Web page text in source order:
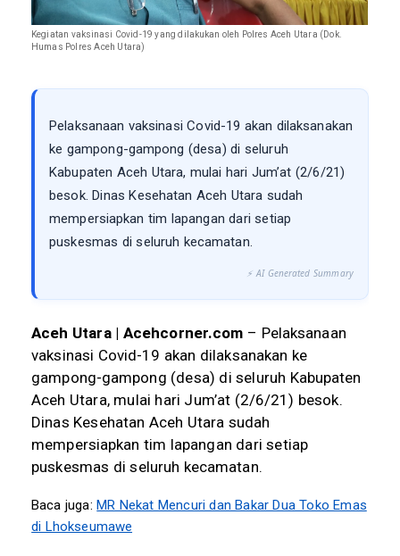
Kegiatan vaksinasi Covid-19 yang dilakukan oleh Polres Aceh Utara (Dok.
Humas Polres Aceh Utara)
Pelaksanaan vaksinasi Covid-19 akan dilaksanakan
ke gampong-gampong (desa) di seluruh
Kabupaten Aceh Utara, mulai hari Jum’at (2/6/21)
besok. Dinas Kesehatan Aceh Utara sudah
mempersiapkan tim lapangan dari setiap
puskesmas di seluruh kecamatan.
⚡ AI Generated Summary
Aceh Utara | Acehcorner.com – Pelaksanaan
vaksinasi Covid-19 akan dilaksanakan ke
gampong-gampong (desa) di seluruh Kabupaten
Aceh Utara, mulai hari Jum’at (2/6/21) besok.
Dinas Kesehatan Aceh Utara sudah
mempersiapkan tim lapangan dari setiap
puskesmas di seluruh kecamatan.
Baca juga: MR Nekat Mencuri dan Bakar Dua Toko Emas
di Lhokseumawe